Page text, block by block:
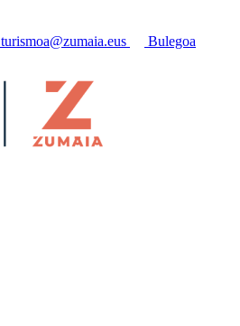
turismoa@zumaia.eus Bulegoa